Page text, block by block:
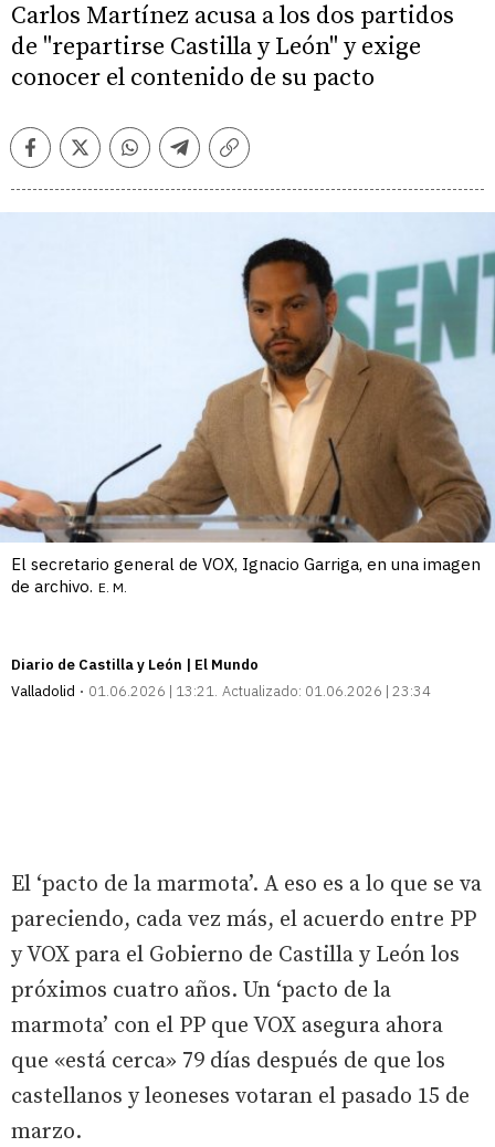
Carlos Martínez acusa a los dos partidos
de "repartirse Castilla y León" y exige
conocer el contenido de su pacto
FacebookTwitterWhatsappTelegramCopiar
El secretario general de VOX, Ignacio Garriga, en una imagen
de archivo. E. M.
Diario de Castilla y León | El Mundo
Valladolid
01.06.2026 | 13:21 Actualizado: 01.06.2026 | 23:34
El ‘pacto de la marmota’. A eso es a lo que se va
pareciendo, cada vez más, el acuerdo entre PP
y VOX para el Gobierno de Castilla y León los
próximos cuatro años. Un ‘pacto de la
marmota’ con el PP que VOX asegura ahora
que «está cerca» 79 días después de que los
castellanos y leoneses votaran el pasado 15 de
marzo.